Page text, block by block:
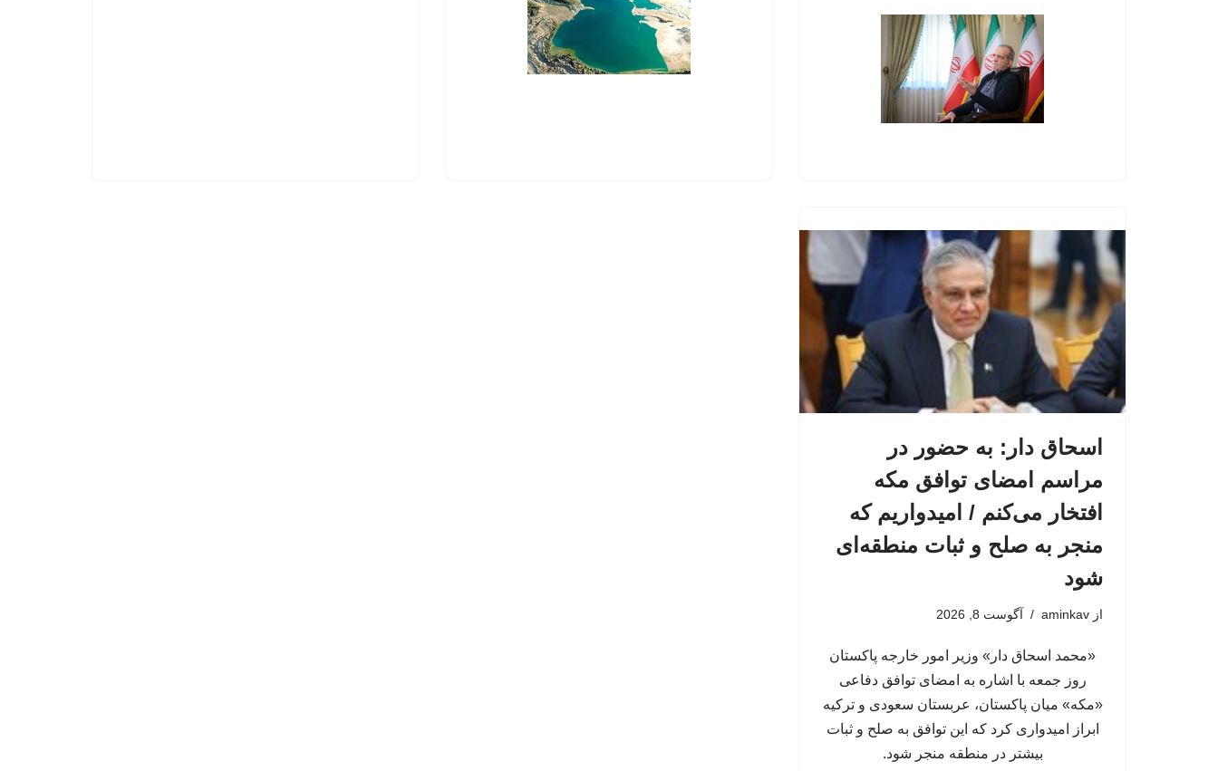
اسحاق‌ دار: به حضور در
مراسم امضای توافق مکه
افتخار می‌کنم / امیدواریم که
منجر به صلح و ثبات منطقه‌ای
شود
از aminkav آگوست 8, 2026
«محمد اسحاق دار» وزیر امور خارجه پاکستان
روز جمعه با اشاره به امضای توافق دفاعی
«مکه» میان پاکستان، عربستان سعودی و ترکیه
ابراز امیدواری کرد که این توافق به صلح و ثبات
بیشتر در منطقه منجر شود.